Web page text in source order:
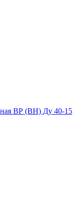
ВР (ВН) Ду 40-15